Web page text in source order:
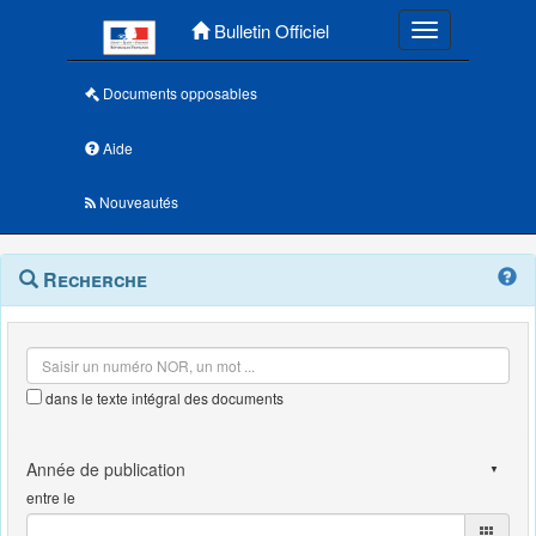
Bulletin Officiel Toggle
Documents opposables
Aide
Nouveautés
Navigation
outils
Menu
contextuel
Recherche
dans le texte intégral des documents
entre le